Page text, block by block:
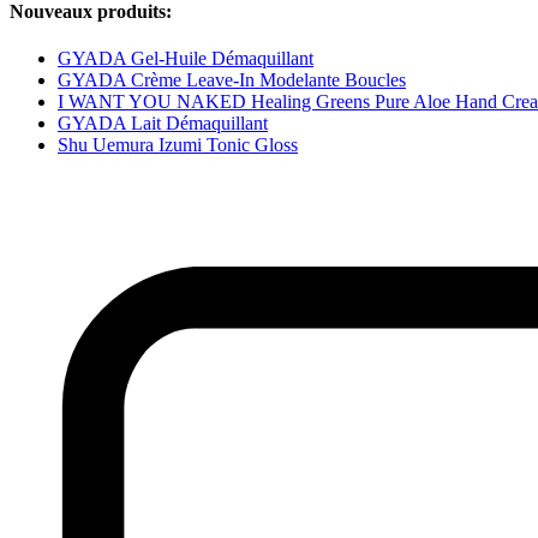
Nouveaux produits:
GYADA Gel-Huile Démaquillant
GYADA Crème Leave-In Modelante Boucles
I WANT YOU NAKED Healing Greens Pure Aloe Hand
GYADA Lait Démaquillant
Shu Uemura Izumi Tonic Gloss